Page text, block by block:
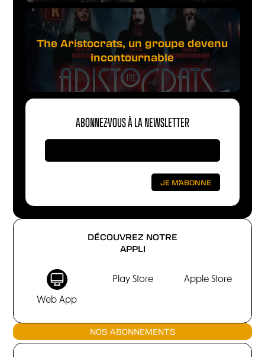
DÉCOUVREZ NOTRE
APPLI
Web App
Play Store Apple Store
NOS ABONNEMENTS
The Aristocrats, un groupe devenu
incontournable
ABONNEZ-VOUS À LA NEWSLETTER